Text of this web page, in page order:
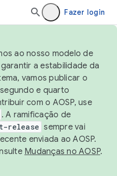
Fazer login
ao nosso modelo de
a estabilidade da
vamos publicar o
e quarto
com o AOSP, use
. A ramificação de
release sempre vai
enviada ao AOSP.
Mudanças no AOSP.